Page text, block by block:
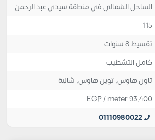
الساحل الشمالي في منطقة سيدي عبد الرحمن
115
تقسيط 8 سنوات
كامل التشطيب
تاون هاوس,توين هاوس, شالية
93,400
EGP/ meter
01110980022